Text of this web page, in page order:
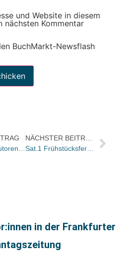
und Website in diesem
nächsten Kommentar
BuchMarkt-Newsflash
in der Frankfurter